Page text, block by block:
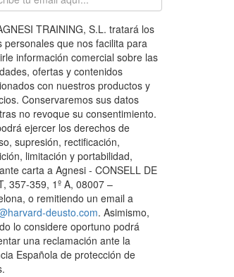
TRAINING, S.L. tratará los
personales que nos facilita para
información comercial sobre las
ofertas y contenidos
con nuestros productos y
Conservaremos sus datos
no revoque su consentimiento.
ejercer los derechos de
supresión, rectificación,
limitación y portabilidad,
carta a Agnesi - CONSELL DE
357-359, 1º A, 08007 –
o remitiendo un email a
deusto.com. Asimismo,
lo considere oportuno podrá
una reclamación ante la
Española de protección de